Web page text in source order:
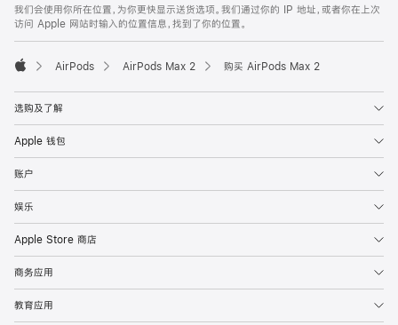
我们会使用你所在位置，为你更快显示送货选项。我们通过你的 IP 地址，或者你在上次
访问 Apple 网站时输入的位置信息，找到了你的位置。
AirPods AirPods Max 2 购买 AirPods Max 2
选购及了解
Apple 钱包
账户
娱乐
Apple Store 商店
商务应用
教育应用